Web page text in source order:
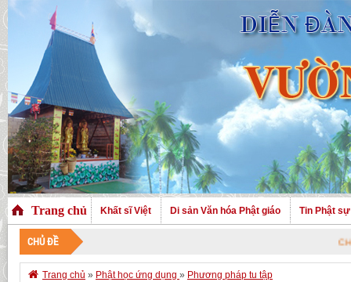
Trang chủ Khất sĩ Việt Di sản Văn hóa Phật giáo Tin Phật sự
CHỦ ĐỀ CHÀO
 Trang chủ » Phật học ứng dụng » Phương pháp tu tập